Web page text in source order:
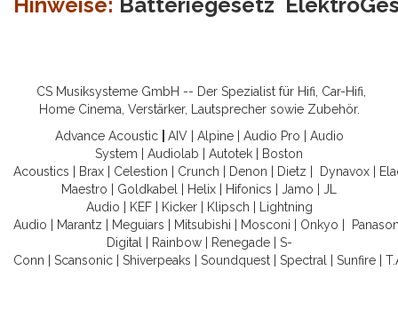
CS Musiksysteme GmbH -- Der Spezialist für Hifi, Car-Hifi,
Home Cinema, Verstärker, Lautsprecher sowie Zubehör.
Advance Acoustic
AIV| Alpine| Audio Pro
Audio
System
Audiolab Autotek
Boston
Acoustics
Brax Celestion Crunch Denon Dietz Dynavox
Maestro
Goldkabel Helix Hifonics Jamo
JL
Audio
KEF| Kicker| Klipsch
Lightning
Audio
Marantz Meguiars Mitsubishi Mosconi Onkyo
Digital
Rainbow| Renegade| S-
Conn
Scansonic Shiverpeaks Soundquest Spectral Sunfire